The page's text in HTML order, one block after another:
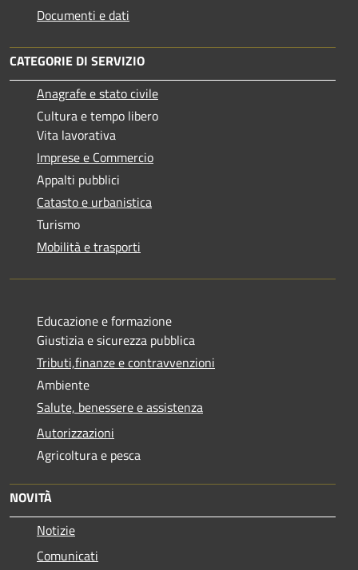
Documenti e dati
CATEGORIE DI SERVIZIO
Anagrafe e stato civile
Cultura e tempo libero
Vita lavorativa
Imprese e Commercio
Appalti pubblici
Catasto e urbanistica
Turismo
Mobilità e trasporti
Educazione e formazione
Giustizia e sicurezza pubblica
Tributi,finanze e contravvenzioni
Ambiente
Salute, benessere e assistenza
Autorizzazioni
Agricoltura e pesca
NOVITÀ
Notizie
Comunicati